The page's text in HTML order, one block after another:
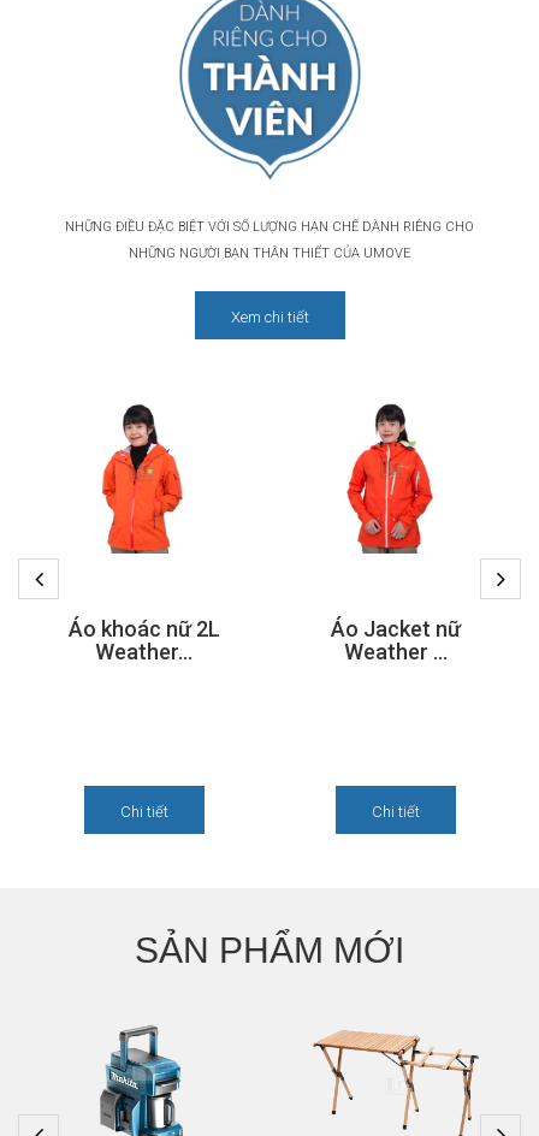
NHỮNG ĐIỀU ĐẶC BIỆT VỚI SỐ LƯỢNG HẠN CHẾ DÀNH RIÊNG CHO
NHỮNG NGƯỜI BẠN THÂN THIẾT CỦA UMOVE
Xem chi tiết
Áo khoác nữ 2L
Weather...
Chi tiết
Áo Jacket nữ
Weather ...
Chi tiết
SẢN PHẨM MỚI